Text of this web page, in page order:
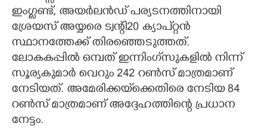
ഇംഗ്ലണ്ട്, അയർലൻഡ് പര്യടനത്തിനായി
ശ്രേയസ് അയ്യരെ ട്വന്റി20 ക്യാപ്റ്റൻ
സ്ഥാനത്തേക്ക് തിരഞ്ഞെടുത്തത്.
ലോകകപ്പിൽ ഒമ്പത് ഇന്നിംഗ്‌സുകളിൽ നിന്ന്
സൂര്യകുമാർ വെറും 242 റൺസ് മാത്രമാണ്
നേടിയത്. അമേരിക്കയ്‌ക്കെതിരെ നേടിയ 84
റൺസ് മാത്രമാണ് അദ്ദേഹത്തിന്റെ പ്രധാന
നേട്ടം.